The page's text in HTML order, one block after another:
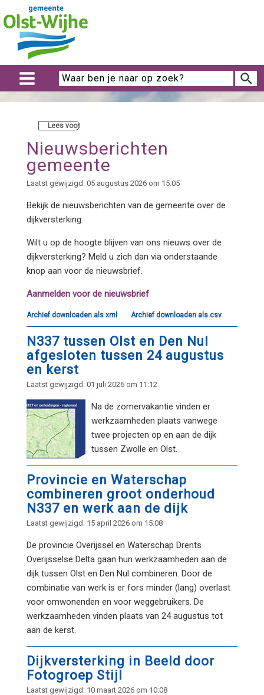
Lees voor
Nieuwsberichten
gemeente
Laatst gewijzigd: 05 augustus 2026 om 15:05
Bekijk de nieuwsberichten van de gemeente over de
dijkversterking.
Wilt u op de hoogte blijven van ons nieuws over de
dijkversterking? Meld u zich dan via onderstaande
knop aan voor de nieuwsbrief.
Aanmelden voor de nieuwsbrief
Archief downloaden als xml Archief downloaden als csv
N337 tussen Olst en Den Nul
afgesloten tussen 24 augustus
en kerst
Laatst gewijzigd: 01 juli 2026 om 11:12
Na de zomervakantie vinden er
werkzaamheden plaats vanwege
twee projecten op en aan de dijk
tussen Zwolle en Olst.
Provincie en Waterschap
combineren groot onderhoud
N337 en werk aan de dijk
Laatst gewijzigd: 15 april 2026 om 15:08
De provincie Overijssel en Waterschap Drents
Overijsselse Delta gaan hun werkzaamheden aan de
dijk tussen Olst en Den Nul combineren. Door de
combinatie van werk is er fors minder (lang) overlast
voor omwonenden en voor weggebruikers. De
werkzaamheden vinden plaats van 24 augustus tot
aan de kerst.
Dijkversterking in Beeld door
Fotogroep Stijl
Laatst gewijzigd: 10 maart 2026 om 10:08